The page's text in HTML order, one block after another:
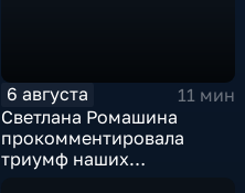
6 августа
11 мин
Светлана Ромашина
прокомментировала
триумф наших